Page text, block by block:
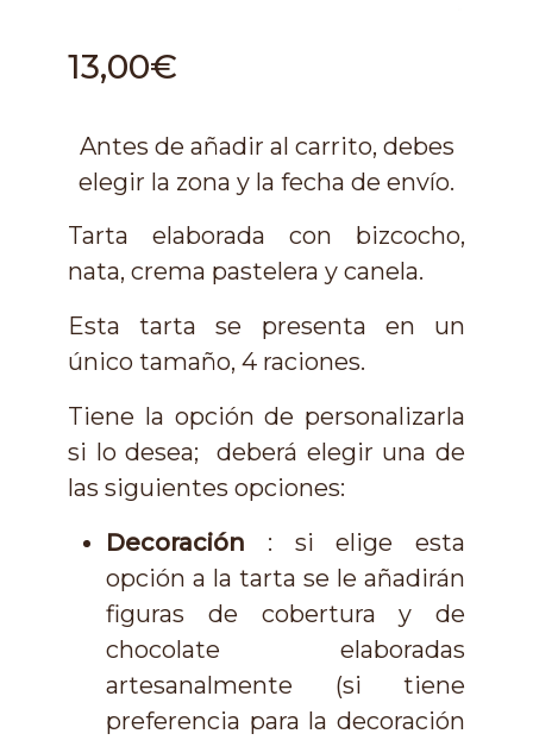
13,00€
Antes de añadir al carrito, debes
elegir la zona y la fecha de envío.
Tarta elaborada con bizcocho,
nata, crema pastelera y canela.
Esta tarta se presenta en un
único tamaño, 4 raciones.
Tiene la opción de personalizarla
si lo desea; deberá elegir una de
las siguientes opciones:
Decoración : si elige esta
opción a la tarta se le añadirán
figuras de cobertura y de
chocolate elaboradas
artesanalmente (si tiene
preferencia para la decoración